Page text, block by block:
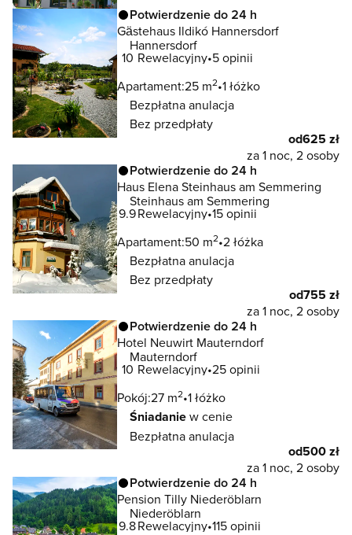
Potwierdzenie do 24 h
Gästehaus Ildikó Hannersdorf
Hannersdorf
10 Rewelacyjny 5 opinii
Apartament:25 m2 1 łóżko
Bezpłatna anulacja
Bez przedpłaty
od625 zł
za 1 noc, 2 osoby
Potwierdzenie do 24 h
Haus Elena Steinhaus am Semmering
Steinhaus am Semmering
9.9Rewelacyjny 15 opinii
Apartament:50 m2 2 łóżka
Bezpłatna anulacja
Bez przedpłaty
od755 zł
za 1 noc, 2 osoby
Potwierdzenie do 24 h
Hotel Neuwirt Mauterndorf
Mauterndorf
10 Rewelacyjny 25 opinii
Pokój:27 m2 1 łóżko
Śniadaniew cenie
Bezpłatna anulacja
od500 zł
za 1 noc, 2 osoby
Potwierdzenie do 24 h
Pension Tilly Niederöblarn
Niederöblarn
9.8Rewelacyjny 115 opinii